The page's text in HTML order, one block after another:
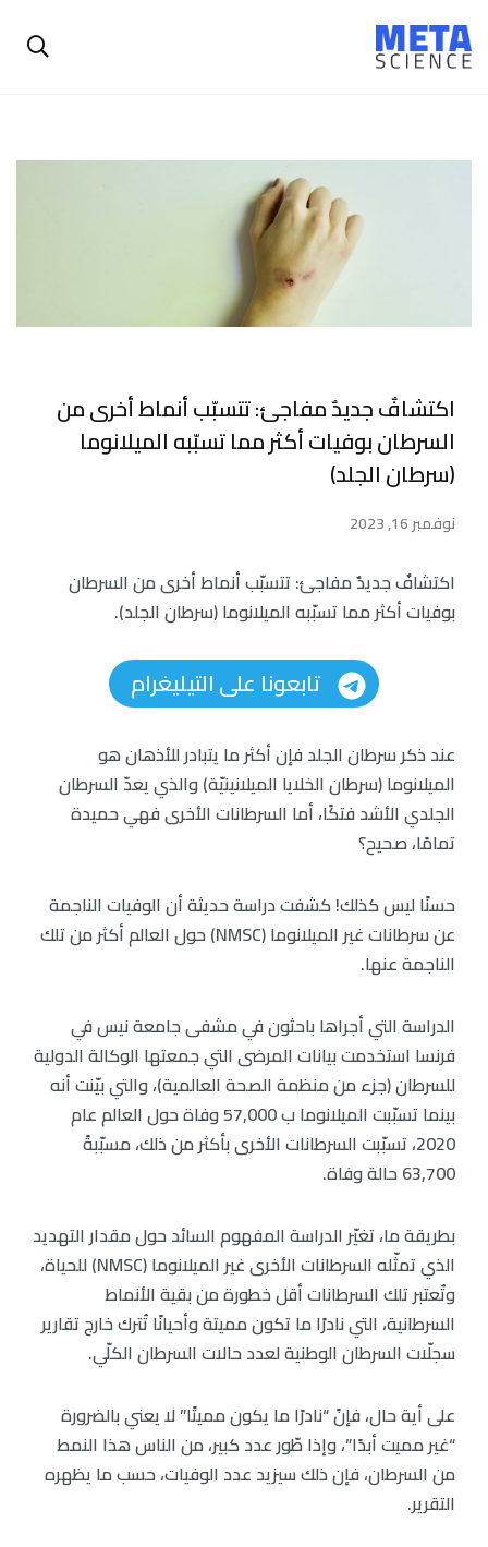
اكتشافٌ جديدٌ مفاجئ: تتسبّب أنماط أخرى من
السرطان بوفيات أكثر مما تسبّبه الميلانوما
(سرطان الجلد)
نوفمبر 16, 2023
اكتشافٌ جديدٌ مفاجئ: تتسبّب أنماط أخرى من السرطان
بوفيات أكثر مما تسبّبه الميلانوما (سرطان الجلد).
تابعونا على التيليغرام
عند ذكر سرطان الجلد فإن أكثر ما يتبادر للأذهان هو
الميلانوما (سرطان الخلايا الميلانينيّة) والذي يعدّ السرطان
الجلدي الأشد فتكًا، أما السرطانات الأخرى فهي حميدة
تمامًا، صحيح؟
حسنًا ليس كذلك! كشفت دراسة حديثة أن الوفيات الناجمة
عن سرطانات غير الميلانوما (NMSC) حول العالم أكثر من تلك
الناجمة عنها.
الدراسة التي أجراها باحثون في مشفى جامعة نيس في
فرنسا استخدمت بيانات المرضى التي جمعتها الوكالة الدولية
للسرطان (جزء من منظمة الصحة العالمية)، والتي بيّنت أنه
بينما تسبّبت الميلانوما ب 57,000 وفاة حول العالم عام
2020، تسبّبت السرطانات الأخرى بأكثر من ذلك، مسبّبةً
63,700 حالة وفاة.
بطريقة ما، تغيّر الدراسة المفهوم السائد حول مقدار التهديد
الذي تمثّله السرطانات الأخرى غير الميلانوما (NMSC) للحياة،
وتُعتبر تلك السرطانات أقل خطورة من بقية الأنماط
السرطانية، التي نادرًا ما تكون مميتة وأحيانًا تُترك خارج تقارير
سجلّات السرطان الوطنية لعدد حالات السرطان الكلّي.
على أية حال، فإنً “نادرًا ما يكون مميتًا” لا يعني بالضرورة
“غير مميت أبدًا”، وإذا طّور عدد كبير، من الناس هذا النمط
من السرطان، فإن ذلك سيزيد عدد الوفيات، حسب ما يظهره
التقرير.